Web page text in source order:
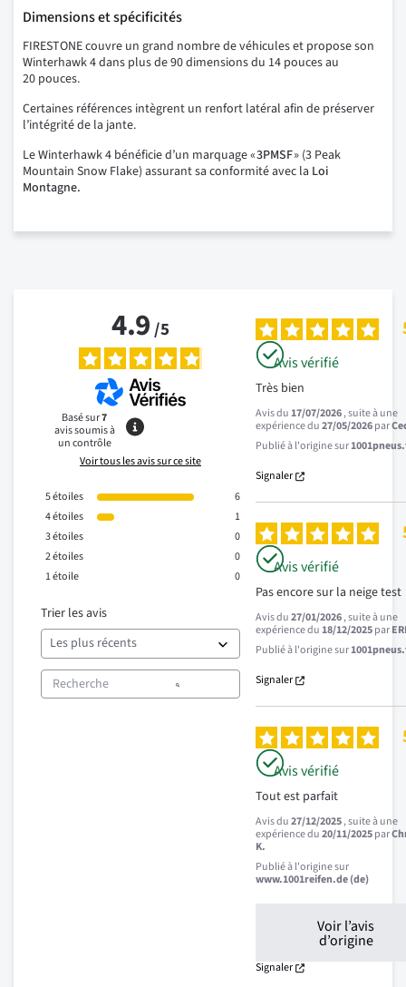
Dimensions et spécificités
FIRESTONE couvre un grand nombre de véhicules et propose son
Winterhawk 4 dans plus de 90 dimensions du 14 pouces au
20 pouces.
Certaines références intègrent un renfort latéral afin de préserver
l’intégrité de la jante.
Le Winterhawk 4 bénéficie d’un marquage «3PMSF» (3 Peak
Mountain Snow Flake) assurant sa conformité avec la Loi
Montagne.
4.9/5
Basé sur7
avis soumis à
un contrôle
Voir tous les avis sur ce site
5étoiles
6
4étoiles
1
3étoiles
0
2étoiles
0
1étoile 0
Trier les avis
Avis vérifié
Très bien
Avis du17/07/2026, suite à une
expérience du27/05/2026par
Publié à l'origine sur
Signaler
Avis vérifié
Pas encore sur la neige test
Avis du27/01/2026, suite à une
expérience du18/12/2025par
Publié à l'origine sur
Signaler
Avis vérifié
Tout est parfait
Avis du27/12/2025, suite à une
expérience du20/11/2025par
K.
Publié à l'origine sur
www.1001reifen.de (de)
Voir l’avis
d’origine
Signaler